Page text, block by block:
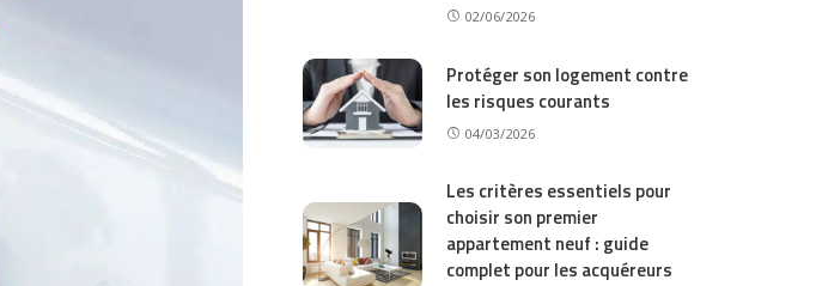
02/06/2026
Protéger son logement contre
les risques courants
04/03/2026
Les critères essentiels pour
choisir son premier
appartement neuf : guide
complet pour les acquéreurs